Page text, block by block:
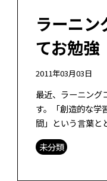
ラーニン
てお勉強
2011年03月03日
最近、ラーニング
す。「創造的な学
間」という言葉と
ようです。 この
てくる前には図書
未分類